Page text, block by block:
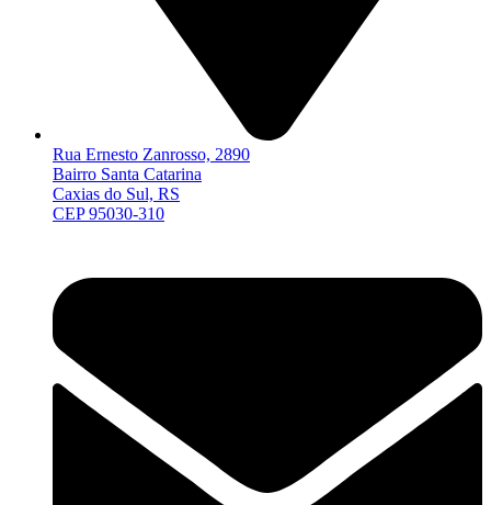
Rua Ernesto Zanrosso, 2890
Bairro Santa Catarina
Caxias do Sul, RS
CEP 95030-310